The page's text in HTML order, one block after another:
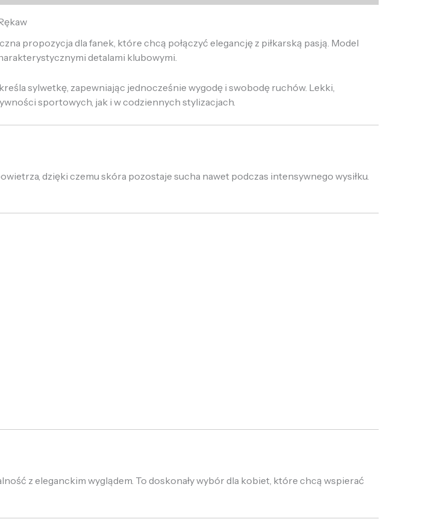
propozycja dla fanek, które chcą połączyć elegancję z piłkarską pasją. Model
detalami klubowymi.
sylwetkę, zapewniając jednocześnie wygodę i swobodę ruchów. Lekki,
sportowych, jak i w codziennych stylizacjach.
dzięki czemu skóra pozostaje sucha nawet podczas intensywnego wysiłku.
z eleganckim wyglądem. To doskonały wybór dla kobiet, które chcą wspierać